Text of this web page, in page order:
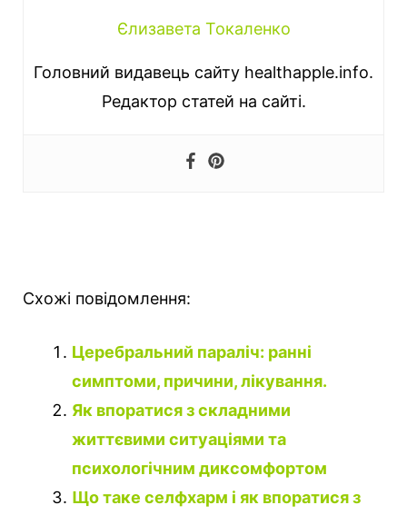
Єлизавета Токаленко
Головний видавець сайту healthapple.info.
Редактор статей на сайті.
Схожі повідомлення:
Церебральний параліч: ранні
симптоми, причини, лікування.
Як впоратися з складними
життєвими ситуаціями та
психологічним диксомфортом
Що таке селфхарм і як впоратися з